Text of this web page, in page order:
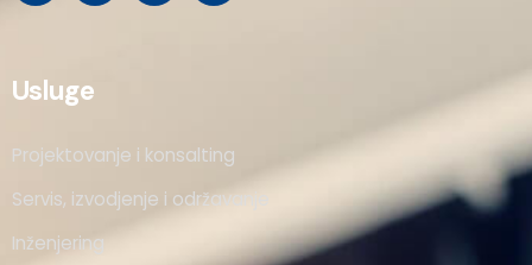
Usluge
Projektovanje i konsalting
Servis, izvodjenje i održavanje
Inženjering